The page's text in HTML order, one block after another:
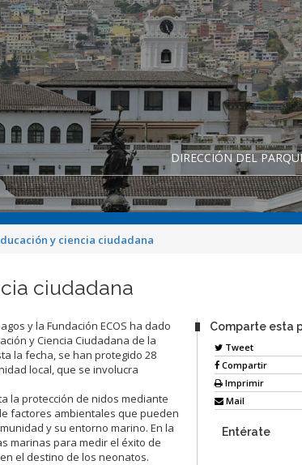
DIRECCIÓN DEL
y ciencia ciudadana
ciudadana
y la Fundación ECOS ha dado
y Ciencia Ciudadana de la
la fecha, se han protegido 28
local, que se involucra
la protección de nidos mediante
factores ambientales que pueden
y su entorno marino. En la
marinas para medir el éxito de
el destino de los neonatos.
Comparte esta
Tweet
Compartir
Imprimir
Mail
Entérate